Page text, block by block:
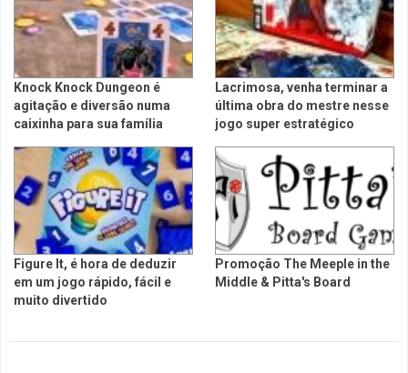
Knock Knock Dungeon é
agitação e diversão numa
caixinha para sua família
Lacrimosa, venha terminar a
última obra do mestre nesse
jogo super estratégico
Figure It, é hora de deduzir
em um jogo rápido, fácil e
muito divertido
Promoção The Meeple in the
Middle & Pitta's Board